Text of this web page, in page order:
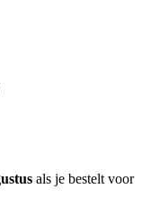
als je bestelt voor